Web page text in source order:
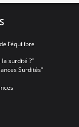
l’équilibre
la surdité ?”
Surdités”